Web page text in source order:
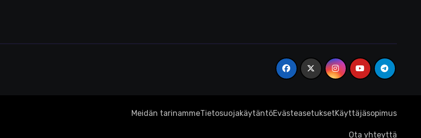
Meidän tarinammeTietosuojakäytäntöEvästeasetuksetKäyttäjäsopimus
Ota yhteyttä